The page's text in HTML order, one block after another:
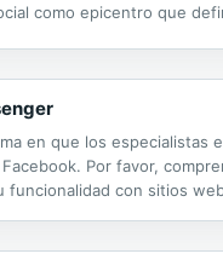
como epicentro que
en que los
Por favor,
funcionalidad con sitios